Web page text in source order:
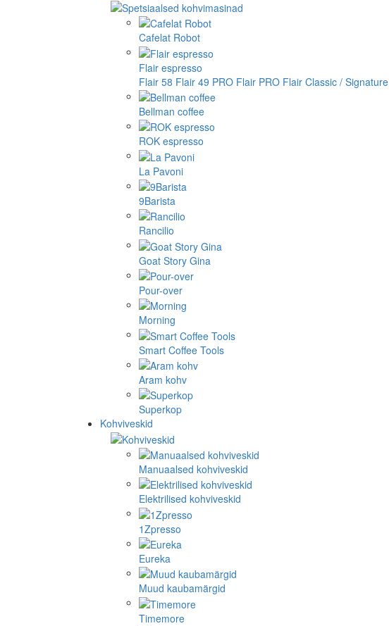
Cafelat Robot
Flair espresso
Flair 58 Flair 49 PRO Flair PRO Flair Classic / Signature
Bellman coffee
ROK espresso
La Pavoni
9Barista
Rancilio
Goat Story Gina
Pour-over
Morning
Smart Coffee Tools
Aram kohv
Superkop
Kohviveskid
Manuaalsed kohviveskid
Elektrilised kohviveskid
1Zpresso
Eureka
Muud kaubamärgid
Timemore